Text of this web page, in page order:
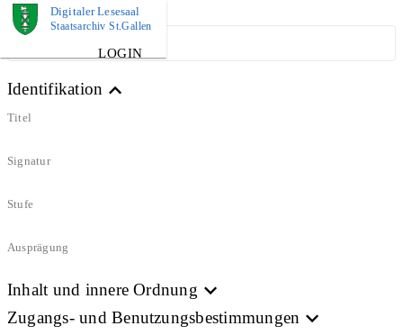
Digitaler Lesesaal
Staatsarchiv St.Gallen
LOGIN
Identifikation
Titel
Signatur
Stufe
Ausprägung
Inhalt und innere Ordnung
Zugangs- und Benutzungsbestimmungen